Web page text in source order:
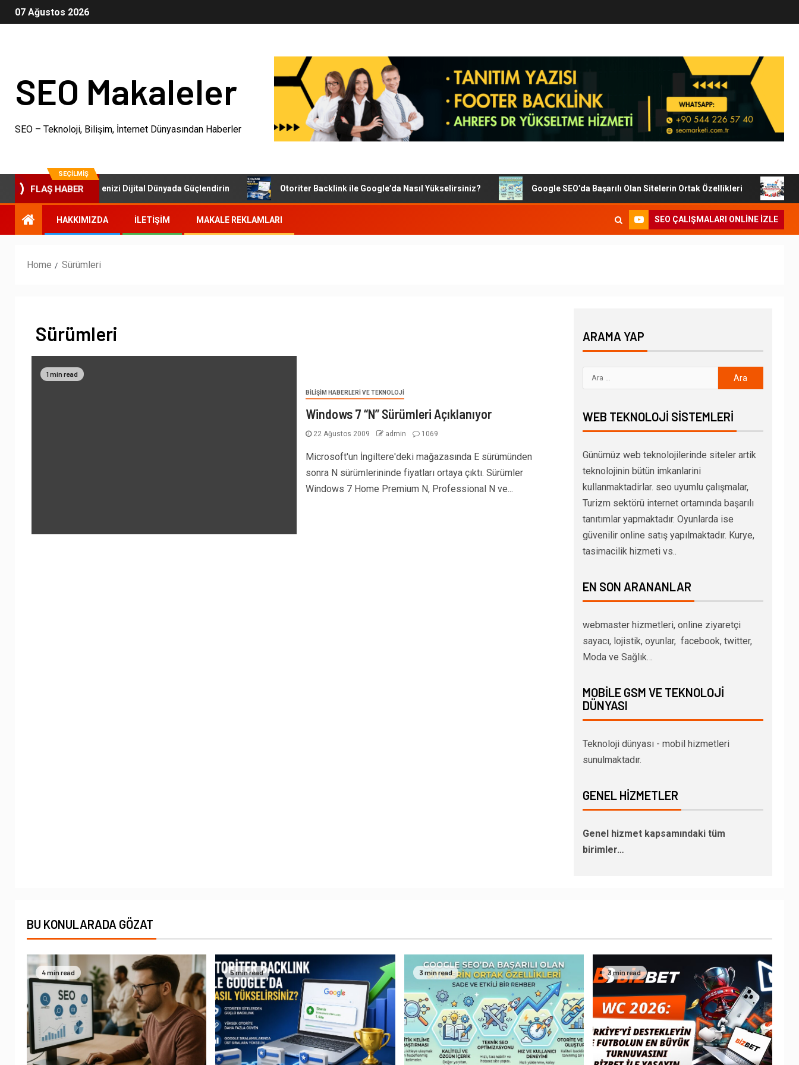
07 Ağustos 2026
SEO Makaleler
SEO – Teknoloji, Bilişim, İnternet Dünyasından Haberler
SEÇILMIŞ
FLAŞ HABER
SEO Paketleri: İşletmenizi Dijital Dünyada Güçlendirin Otoriter Backlink ile Google’da Nasıl Yükselirsiniz? Google SEO’da Başarılı Olan Sitelerin Ortak Özellikleri
HAKKIMIZDA İLETIŞIM MAKALE REKLAMLARI SEO ÇALIŞMALARI ONLINE IZLE
Home Sürümleri
Sürümleri
1 min read
BILIŞIM HABERLERI VE TEKNOLOJI
Windows 7 “N” Sürümleri Açıklanıyor
22 Ağustos 2009 admin 1069
Microsoft'un İngiltere'deki mağazasında E sürümünden
sonra N sürümlerininde fiyatları ortaya çıktı. Sürümler
Windows 7 Home Premium N, Professional N ve...
ARAMA YAP
WEB TEKNOLOJI SISTEMLERI
Günümüz web teknolojilerinde siteler artik
teknolojinin bütün imkanlarini
kullanmaktadirlar. seo uyumlu çalışmalar,
Turizm sektörü internet ortamında başarılı
tanıtımlar yapmaktadır. Oyunlarda ise
güvenilir online satış yapılmaktadır. Kurye,
tasimacilik hizmeti vs..
EN SON ARANANLAR
webmaster hizmetleri, online ziyaretçi
sayacı, lojistik, oyunlar, facebook, twitter,
Moda ve Sağlık…
MOBILE GSM VE TEKNOLOJI
DÜNYASI
Teknoloji dünyası - mobil hizmetleri
sunulmaktadır.
GENEL HIZMETLER
Genel hizmet kapsamındaki tüm
birimler…
BU KONULARADA GÖZAT
4 min read 5 min read 3 min read 3 min read